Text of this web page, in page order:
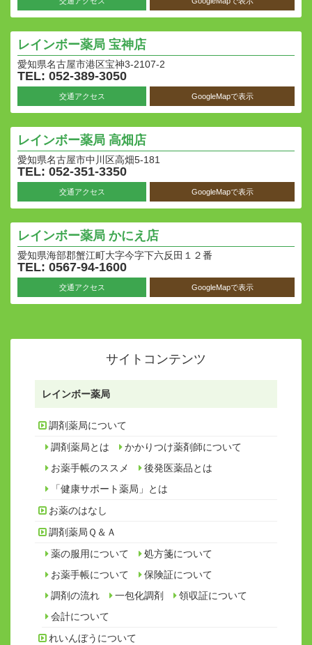
レインボー薬局 宝神店
愛知県名古屋市港区宝神3-2107-2
TEL: 052-389-3050
交通アクセス GoogleMapで表示
レインボー薬局 高畑店
愛知県名古屋市中川区高畑5-181
TEL: 052-351-3350
交通アクセス GoogleMapで表示
レインボー薬局 かにえ店
愛知県海部郡蟹江町大字今字下六反田１２番
TEL: 0567-94-1600
交通アクセス GoogleMapで表示
サイトコンテンツ
レインボー薬局
調剤薬局について
調剤薬局とは
かかりつけ薬剤師について
お薬手帳のススメ
後発医薬品とは
「健康サポート薬局」とは
お薬のはなし
調剤薬局Ｑ＆Ａ
薬の服用について
処方箋について
お薬手帳について
保険証について
調剤の流れ
一包化調剤
領収証について
会計について
れいんぼうについて